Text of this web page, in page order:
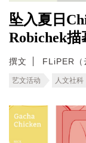
坠入夏日
Robichek
撰文 FLiPER（
艺文活动 人文社科